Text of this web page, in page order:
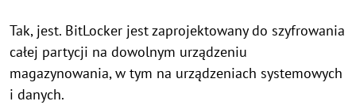
Tak, jest. BitLocker jest zaprojektowany do szyfrowania
całej partycji na dowolnym urządzeniu
magazynowania, w tym na urządzeniach systemowych
i danych.